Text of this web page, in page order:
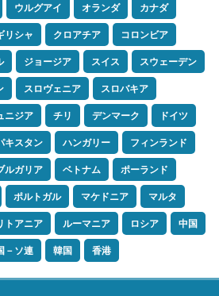
ウルグアイ オランダ
カナダ
リシャ クロアチア
コロンビア
ジョージア スイス
スウェーデン
スロヴェニア
スロバキア
ニジア チリ デンマーク
ドイツ
キスタン ハンガリー
フィンランド
ルガリア ベトナム
ポーランド
ポルトガル マケドニア
マルタ
トアニア ルーマニア ロシア
中国
－ソ連 韓国 香港